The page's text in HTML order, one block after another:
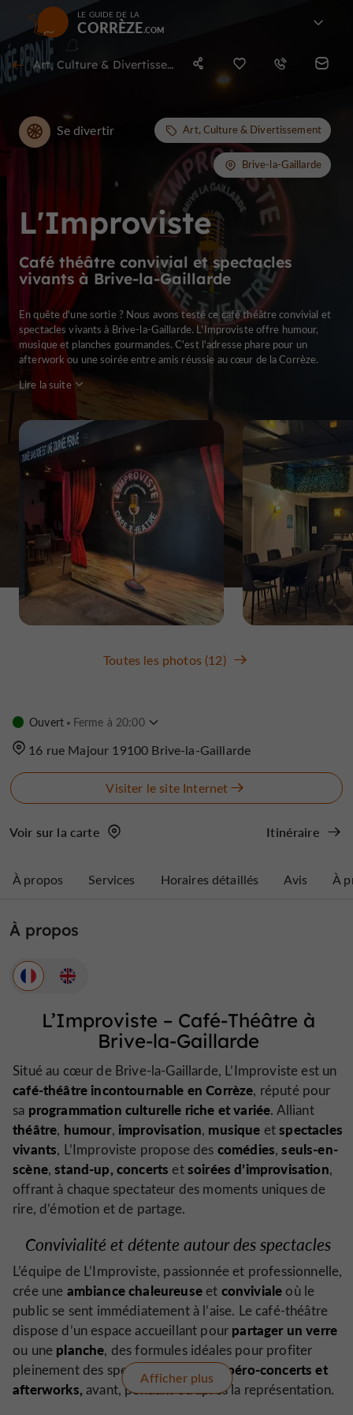
LE GUIDE DE LA
CORRÈZE
Art, Culture & Divertissement à Brive-la-Gaillarde
L'Improviste
Café théâtre convivial et spectacles
vivants à Brive-la-Gaillarde
Se divertir Art, Culture & Divertissement
Brive-la-Gaillarde
En quête d'une sortie ? Nous avons testé ce café théâtre convivial et
spectacles vivants à Brive-la-Gaillarde. L’Improviste offre humour,
musique et planches gourmandes. C'est l'adresse phare pour un
afterwork ou une soirée entre amis réussie au cœur de la Corrèze.
Lire la suite
Toutes les photos (12)
Ouvert Ferme à 20:00
16 rue Majour 19100 Brive-la-Gaillarde
Visiter le site Internet
Voir sur la carte Itinéraire
À propos Services Horaires détaillés Avis À
À propos
L’Improviste – Café-Théâtre à
Brive-la-Gaillarde
Situé au cœur de Brive-la-Gaillarde, L’Improviste est un
café-théâtre incontournable en Corrèze, réputé pour
sa programmation culturelle riche et variée. Alliant
théâtre, humour, improvisation, musique etspectacles
vivants, L’Improviste propose des comédies,seuls-en-
scène,stand-up,concerts etsoirées d’improvisation,
offrant à chaque spectateur des moments uniques de
rire, d’émotion et de partage.
Convivialité et détente autour des spectacles
L’équipe de L’Improviste, passionnée et professionnelle,
crée une ambiance chaleureuseet conviviale où le
public se sent immédiatement à l’aise. Le café-théâtre
dispose d’un espace accueillant pour partager un verre
ou une planche, des formules idéales pour profiter
pleinement des spectacles vivants,apéro-concerts et
afterworks,avant, pendant ou après la représentation.
Afficher plus